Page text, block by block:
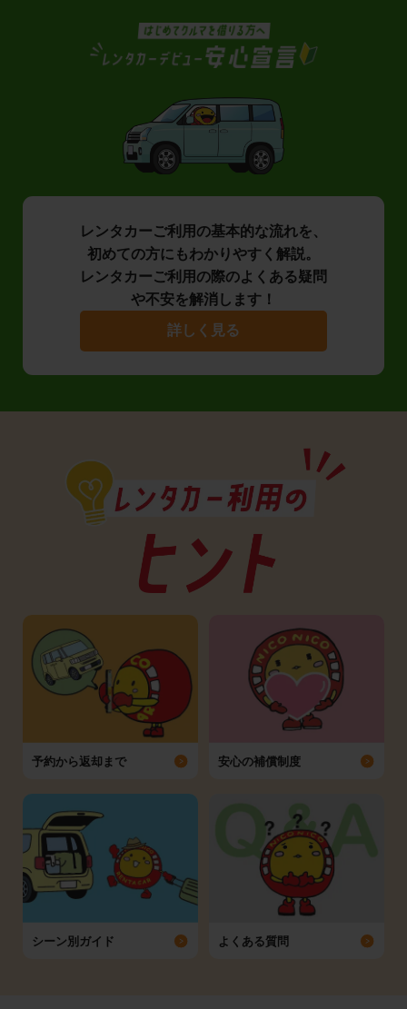
レンタカーご利用の基本的な流れを、
初めての方にもわかりやすく解説。
レンタカーご利用の際のよくある疑問
や不安を解消します！
詳しく見る
予約から返却まで 安心の補償制度
シーン別ガイド よくある質問